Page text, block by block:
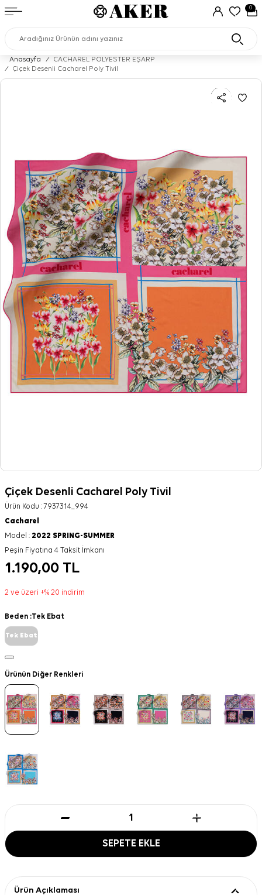
0
Anasayfa /
CACHAREL POLYESTER EŞARP
/
Çiçek Desenli Cacharel Poly Tivil
Çiçek Desenli Cacharel Poly Tivil
Ürün Kodu :7937314_994
Cacharel
Model : 2022 SPRING-SUMMER
Peşin Fiyatına 4 Taksit İmkanı
1.190,00 TL
2 ve üzeri +% 20 indirim
Beden :Tek Ebat
Tek Ebat
Ürünün Diğer Renkleri
SEPETE EKLE
Ürün Açıklaması